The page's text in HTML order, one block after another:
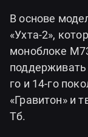
В основе
«Ухта-2»,
моноблоке
поддерживать
го и 14-го
«Гравитон» и
Тб.